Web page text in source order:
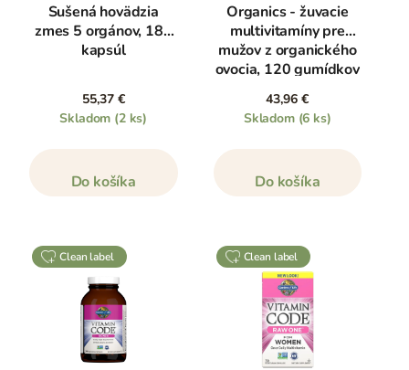
Sušená hovädzia
zmes 5 orgánov, 180
kapsúl
55,37 €
Skladom (2 ks)
Do košíka
Organics - žuvacie
multivitamíny pre
mužov z organického
ovocia, 120 gumídkov
43,96 €
Skladom (6 ks)
Do košíka
clean label clean label